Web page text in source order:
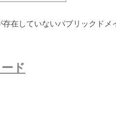
在していないパブリックドメ
ド